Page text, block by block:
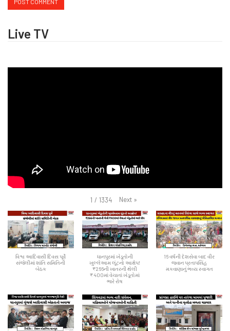
Live TV
1 / 1334 Next »
વિશ્વ આદિવાસી દિવસ પૂર્વે
સંજેલીમાં શાંતિ સમિતિની
બેઠક
ધાનપુરમાં ખેડૂતોની
ખુલ્લેઆમ લૂંટનો આક્ષેપ!
₹266ની ખાતરની થેલી
₹400માં વેચાતાં ખેડૂતોમાં
ભારે રોષ
16 વર્ષની દેશસેવા બાદ વીર
જવાન પ્રતાપસિંહ
મકવાણાનું ભવ્ય સ્વાગત